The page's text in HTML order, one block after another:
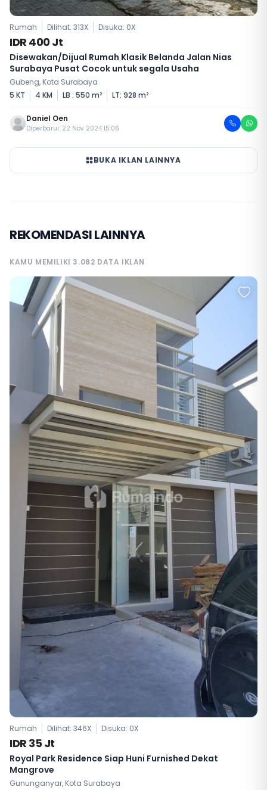
Rumah Dilihat: 313X Disuka: 0X
IDR 400 Jt
Disewakan/Dijual Rumah Klasik Belanda Jalan Nias
Surabaya Pusat Cocok untuk segala Usaha
Gubeng, Kota Surabaya
5 KT
4 KM LB : 550 m² LT: 928 m²
Daniel Oen
Diperbarui: 22 Nov 2024 15:06
BUKA IKLAN LAINNYA
REKOMENDASI LAINNYA
KAMU MEMILIKI 3.082 DATA IKLAN
Rumah Dilihat: 346X Disuka: 0X
IDR 35 Jt
Royal Park Residence Siap Huni Furnished Dekat
Mangrove
Gununganyar, Kota Surabaya